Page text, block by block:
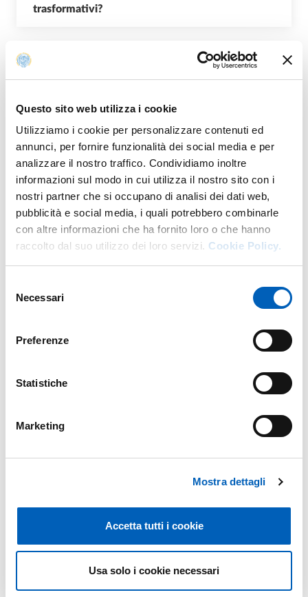
Questo sito web utilizza i cookie
Utilizziamo i cookie per personalizzare contenuti ed
annunci, per fornire funzionalità dei social media e per
analizzare il nostro traffico. Condividiamo inoltre
informazioni sul modo in cui utilizza il nostro sito con i
nostri partner che si occupano di analisi dei dati web,
pubblicità e social media, i quali potrebbero combinarle
con altre informazioni che ha fornito loro o che hanno
raccolto dal suo utilizzo dei loro servizi. Cookie Policy.
delNecessari
Preferenze
Statistiche
Marketing
Mostra dettagli
Accetta tutti i cookie
Usa solo i cookie necessari
trasformativi?
Author’s accepted manuscript (AAM)
Contratti trasformativi
Licenze Creative Commons (CC)